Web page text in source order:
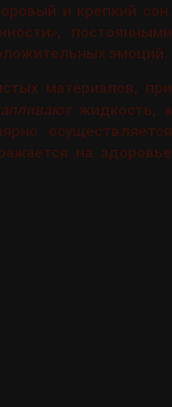
и крепкий сон.
постоянными
эмоций.
материалов, при
жидкость, а
осуществляется
на здоровье